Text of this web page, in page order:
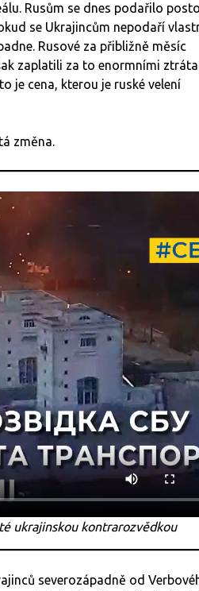
Rusům se dnes podařilo
se Ukrajincům nepodaří
Rusové za přibližně měsíc
zaplatili za to enormními
je cena, kterou je ruské velení
změna.
ukrajinskou kontrarozvědkou
severozápadně od